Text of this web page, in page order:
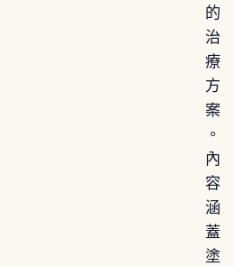
的
治
療
方
案
。
內
容
涵
蓋
塗